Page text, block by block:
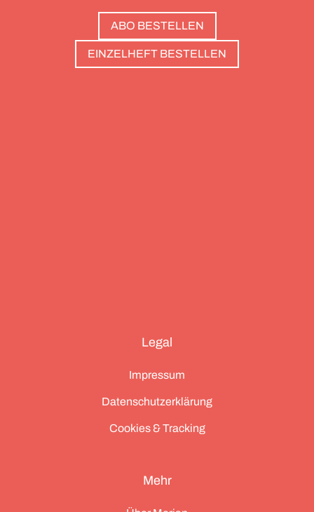
Salzburg bis nach Triest. Und die Redaktion hat
zwölf Hotels gesammelt, die zweierlei gemeinsam
haben: Sie sind die perfekte Basis, um Gipfel zu
stürmen. Und sie haben wunderschöne Pools, um
ABO BESTELLEN
EINZELHEFT BESTELLEN
Legal
Impressum
Datenschutzerklärung
Cookies & Tracking
Mehr